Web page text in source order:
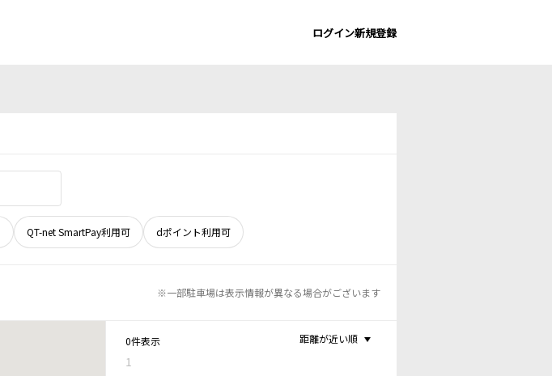
ログイン新規登録
QT-net SmartPay利用可 dポイント利用可
※一部駐車場は表示情報が異なる場合がございます
0件表示
1
距離が近い順